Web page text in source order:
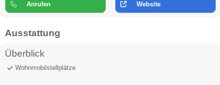
Anrufen Website
Ausstattung
Überblick
Wohnmobilstellplätze